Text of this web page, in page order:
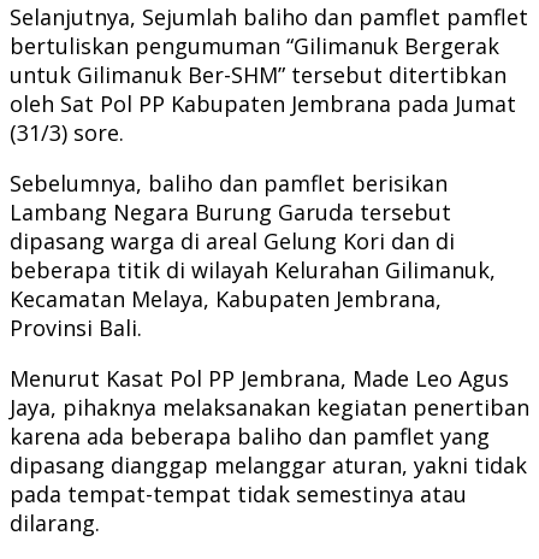
Selanjutnya, Sejumlah baliho dan pamflet pamflet
bertuliskan pengumuman “Gilimanuk Bergerak
untuk Gilimanuk Ber-SHM” tersebut ditertibkan
oleh Sat Pol PP Kabupaten Jembrana pada Jumat
(31/3) sore.
Sebelumnya, baliho dan pamflet berisikan
Lambang Negara Burung Garuda tersebut
dipasang warga di areal Gelung Kori dan di
beberapa titik di wilayah Kelurahan Gilimanuk,
Kecamatan Melaya, Kabupaten Jembrana,
Provinsi Bali.
Menurut Kasat Pol PP Jembrana, Made Leo Agus
Jaya, pihaknya melaksanakan kegiatan penertiban
karena ada beberapa baliho dan pamflet yang
dipasang dianggap melanggar aturan, yakni tidak
pada tempat-tempat tidak semestinya atau
dilarang.